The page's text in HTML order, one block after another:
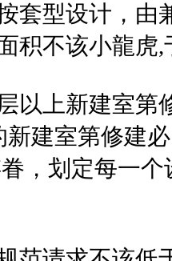
套型设计，由
积不该小龍虎,
以上新建室第
新建室第修建
，划定每一